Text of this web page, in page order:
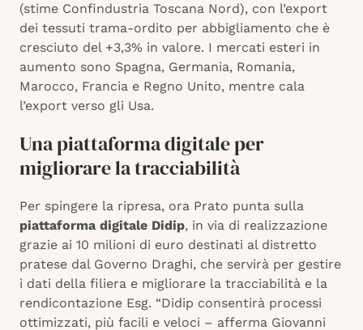
(stime Confindustria Toscana Nord), con l’export
dei tessuti trama-ordito per abbigliamento che è
cresciuto del +3,3% in valore. I mercati esteri in
aumento sono Spagna, Germania, Romania,
Marocco, Francia e Regno Unito, mentre cala
l’export verso gli Usa.
Una piattaforma digitale per
migliorare la tracciabilità
Per spingere la ripresa, ora Prato punta sulla
piattaforma digitale Didip, in via di realizzazione
grazie ai 10 milioni di euro destinati al distretto
pratese dal Governo Draghi, che servirà per gestire
i dati della filiera e migliorare la tracciabilità e la
rendicontazione Esg. “Didip consentirà processi
ottimizzati, più facili e veloci – afferma Giovanni